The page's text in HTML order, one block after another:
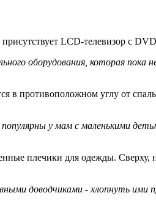
LCD-телевизор с
оборудования, которая пока
в противоположном углу от
популярны у мам с маленькими
плечики для одежды. Сверху,
доводчиками - хлопнуть ими